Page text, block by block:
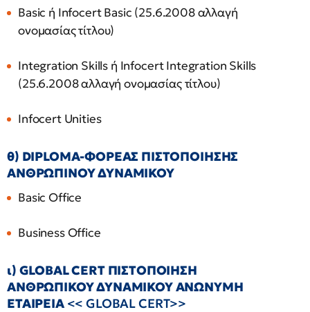
Basic ή Infocert Basic (25.6.2008 αλλαγή
ονομασίας τίτλου)
Integration Skills ή Infocert Integration Skills
(25.6.2008 αλλαγή ονομασίας τίτλου)
Infocert Unities
θ) DIPLOMA-ΦΟΡΕΑΣ ΠΙΣΤΟΠΟΙΗΣΗΣ
ΑΝΘΡΩΠΙΝΟΥ ΔΥΝΑΜΙΚΟΥ
Basic Office
Business Office
ι) GLOBAL CERT ΠΙΣΤΟΠΟΙΗΣΗ
ΑΝΘΡΩΠΙΚΟΥ ΔΥΝΑΜΙΚΟΥ ΑΝΩΝΥΜΗ
ΕΤΑΙΡΕΙΑ << GLOBALCERT>>